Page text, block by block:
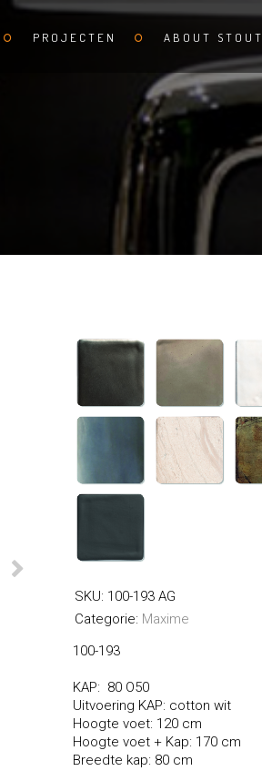
PROJECTEN ABOUT STOUT
Enjoy Luxury
SKU: 100-193 AG
Categorie: Maxime
100-193
KAP: 80 O50
Uitvoering KAP: cotton wit
Hoogte voet: 120 cm
Hoogte voet + Kap: 170 cm
Breedte kap: 80 cm